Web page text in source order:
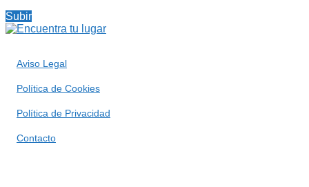
Subir
Aviso Legal
Política de Cookies
Política de Privacidad
Contacto